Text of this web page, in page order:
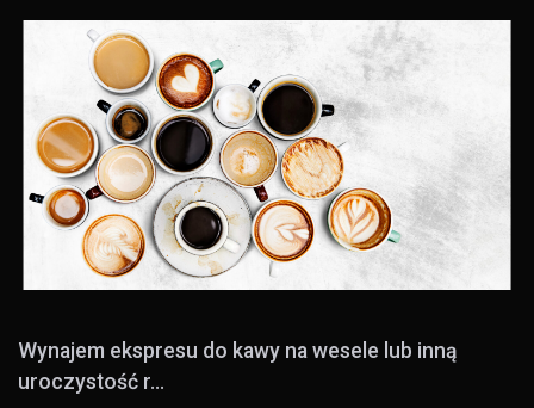
Wynajem ekspresu do kawy na wesele lub inną
uroczystość r...